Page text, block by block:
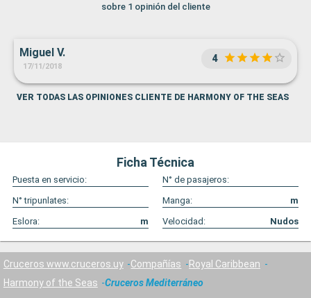
sobre 1 opinión del cliente
Miguel V.
17/11/2018
4
VER TODAS LAS OPINIONES CLIENTE DE HARMONY OF THE SEAS
Ficha Técnica
Puesta en servicio:
N° de pasajeros:
N° tripunlates:
Manga:
m
Eslora:
m Velocidad: Nudos
Cruceros www.cruceros.uy Compañías
Royal Caribbean
Harmony of the Seas
Cruceros Mediterráneo